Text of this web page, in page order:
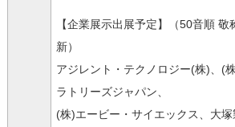
【企業展示出展予定】（50音順
新）
アジレント・テクノロジー(株)、(
ラトリーズジャパン、
(株)エービー・サイエックス、大塚